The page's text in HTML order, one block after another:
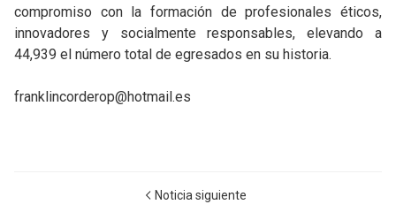
compromiso con la formación de profesionales éticos,
innovadores y socialmente responsables, elevando a
44,939 el número total de egresados en su historia.
franklincorderop@hotmail.es
Noticia siguiente